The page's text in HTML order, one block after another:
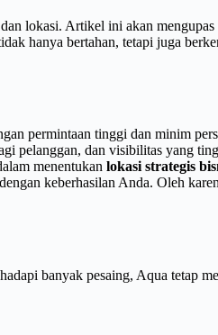
lokasi. Artikel ini akan
hanya bertahan, tetapi juga
permintaan tinggi dan minim
pelanggan, dan visibilitas yang
menentukan lokasi strategis
keberhasilan Anda. Oleh
banyak pesaing, Aqua tetap